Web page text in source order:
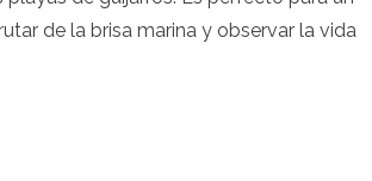
de la brisa marina y observar la vida